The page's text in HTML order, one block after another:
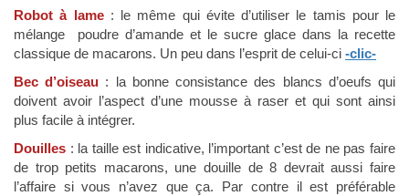
Robot à lame: le même qui évite d’utiliser le tamis pour le
mélange poudre d’amande et le sucre glace dans la recette
classique de macarons. Un peu dans l’esprit de celui-ci -clic-
Bec d’oiseau : la bonne consistance des blancs d’oeufs qui
doivent avoir l’aspect d’une mousse à raser et qui sont ainsi
plus facile à intégrer.
Douilles : la taille est indicative, l’important c’est de ne pas faire
de trop petits macarons, une douille de 8 devrait aussi faire
l’affaire si vous n’avez que ça. Par contre il est préférable